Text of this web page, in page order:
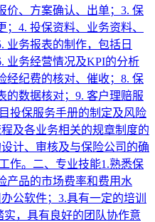
价、方案确认、出单；3. 保
4. 投保资料、业务资料、
业务报表的制作，包括日
业务经营情况及KPI的分析
经纪费的核对、催收；8. 保
的数据核对；9. 客户理赔服
投保服务手册的制定及风险
及各业务相关的规章制度的
计、审核及与保险公司的确
作。二、专业技能1.熟悉保
产品的市场费率和费用水
公软件；3.具有一定的培训
，具有良好的团队协作意